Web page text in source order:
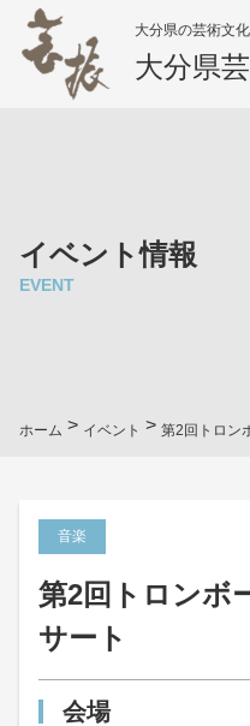
大分県の芸術文
大分県
イベント情報
EVENT
ホーム > イベント > 第2回トロン
音楽
第2回トロンボ
サート
会場